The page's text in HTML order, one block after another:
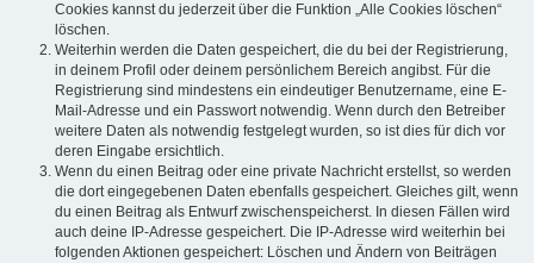
Cookies kannst du jederzeit über die Funktion „Alle Cookies löschen“
löschen.
Weiterhin werden die Daten gespeichert, die du bei der Registrierung,
in deinem Profil oder deinem persönlichem Bereich angibst. Für die
Registrierung sind mindestens ein eindeutiger Benutzername, eine E-
Mail-Adresse und ein Passwort notwendig. Wenn durch den Betreiber
weitere Daten als notwendig festgelegt wurden, so ist dies für dich vor
deren Eingabe ersichtlich.
Wenn du einen Beitrag oder eine private Nachricht erstellst, so werden
die dort eingegebenen Daten ebenfalls gespeichert. Gleiches gilt, wenn
du einen Beitrag als Entwurf zwischenspeicherst. In diesen Fällen wird
auch deine IP-Adresse gespeichert. Die IP-Adresse wird weiterhin bei
folgenden Aktionen gespeichert: Löschen und Ändern von Beiträgen